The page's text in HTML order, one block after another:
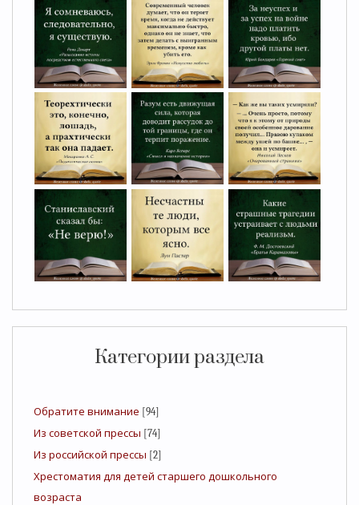
Категории раздела
Обратите внимание [94]
Из советской прессы [74]
Из российской прессы [2]
Хрестоматия для детей старшего дошкольного
возраста